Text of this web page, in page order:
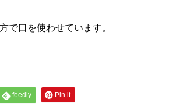
で口を使わせています。
feedly Pin it